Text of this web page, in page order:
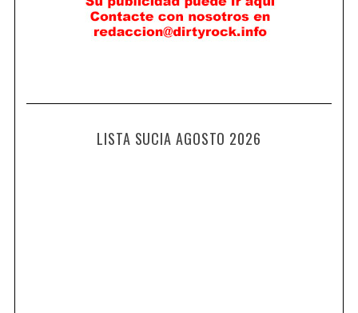
LISTA SUCIA AGOSTO 2026